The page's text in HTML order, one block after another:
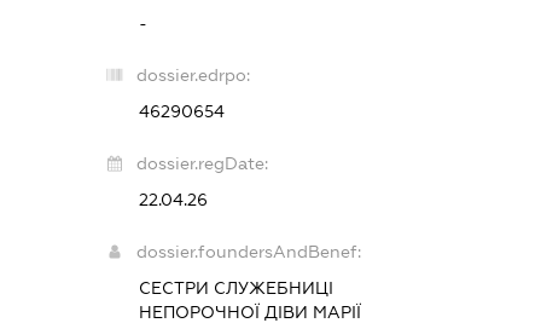
-
dossier.edrpo:
46290654
dossier.regDate:
22.04.26
dossier.foundersAndBenef:
СЕСТРИ СЛУЖЕБНИЦІ
НЕПОРОЧНОЇ ДІВИ МАРІЇ